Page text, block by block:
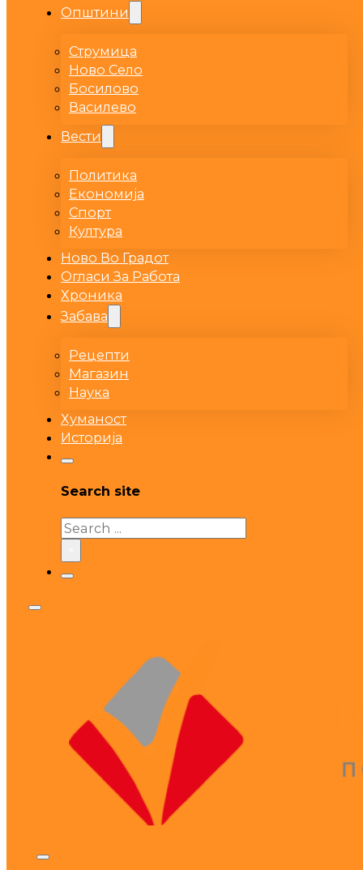
Општини
Струмица
Ново Село
Босилово
Василево
Вести
Политика
Економија
Спорт
Култура
Ново Во Градот
Огласи За Работа
Хроника
Забава
Рецепти
Магазин
Наука
Хуманост
Историја
Search site
Search